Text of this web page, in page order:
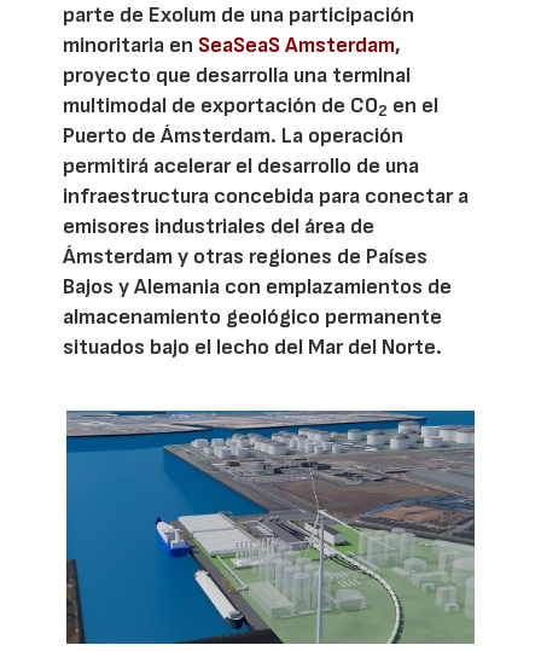
parte de Exolum de una participación
minoritaria en SeaSeaS Amsterdam,
proyecto que desarrolla una terminal
multimodal de exportación de CO2 en el
Puerto de Ámsterdam. La operación
permitirá acelerar el desarrollo de una
infraestructura concebida para conectar a
emisores industriales del área de
Ámsterdam y otras regiones de Países
Bajos y Alemania con emplazamientos de
almacenamiento geológico permanente
situados bajo el lecho del Mar del Norte.